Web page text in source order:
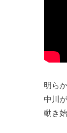
明ら
中川
動き